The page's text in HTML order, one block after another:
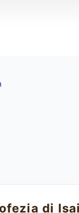
di